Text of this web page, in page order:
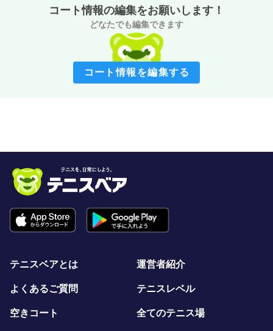
コート情報の編集をお願いします！
どなたでも編集できます
コート情報を編集する
テニスベアとは 運営者紹介
よくあるご質問 テニスレベル
空きコート 全てのテニス場